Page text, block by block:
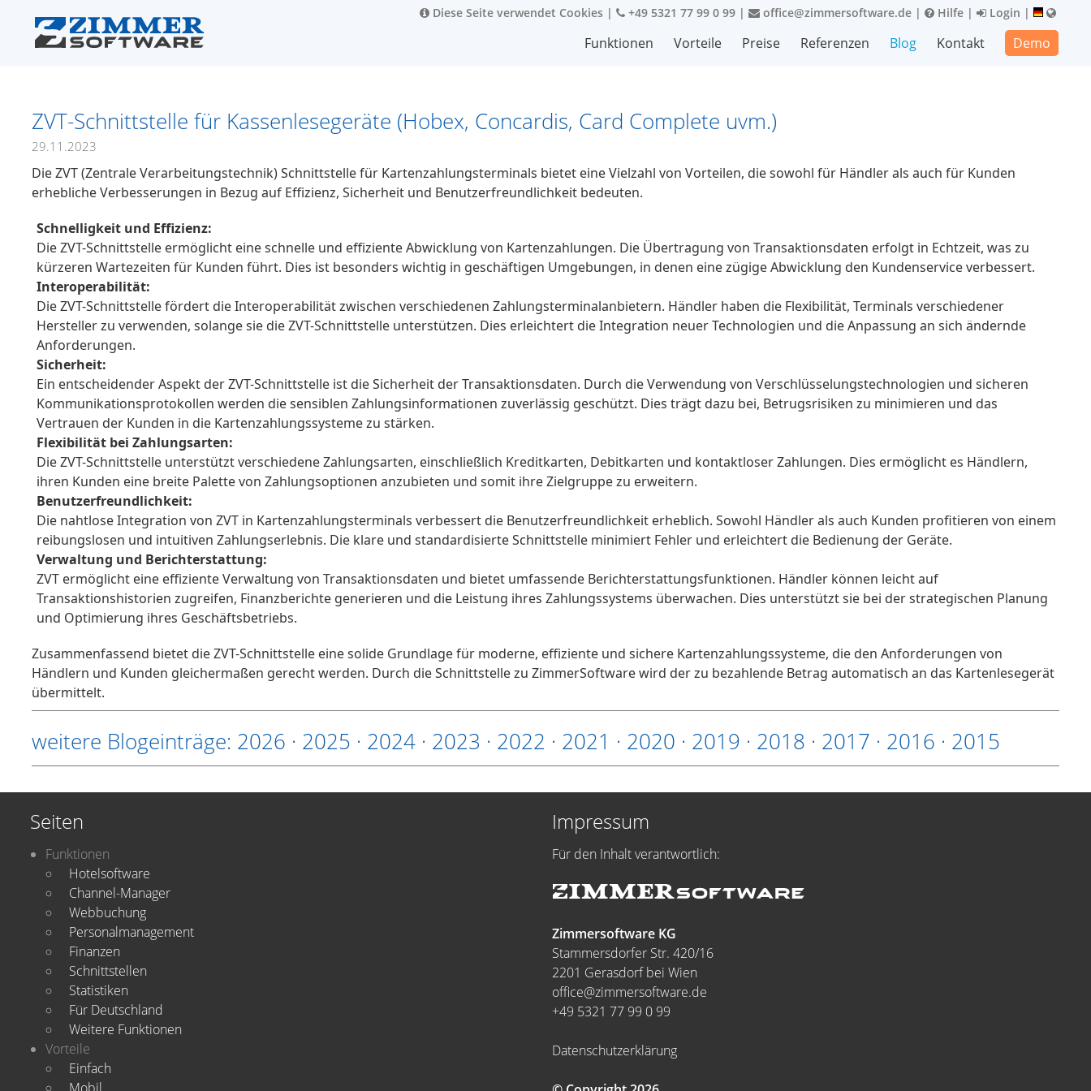
Diese Seite verwendet Cookies | +49 5321 77 99 0 99 | office@zimmersoftware.de | Hilfe | Login |
Funktionen Vorteile Preise Referenzen Blog Kontakt Demo
ZVT-Schnittstelle für Kassenlesegeräte (Hobex, Concardis, Card Complete uvm.)
29.11.2023
Die ZVT (Zentrale Verarbeitungstechnik) Schnittstelle für Kartenzahlungsterminals bietet eine Vielzahl von Vorteilen, die sowohl für Händler als auch für Kunden
erhebliche Verbesserungen in Bezug auf Effizienz, Sicherheit und Benutzerfreundlichkeit bedeuten.
Schnelligkeit und Effizienz:
Die ZVT-Schnittstelle ermöglicht eine schnelle und effiziente Abwicklung von Kartenzahlungen. Die Übertragung von Transaktionsdaten erfolgt in Echtzeit, was zu
kürzeren Wartezeiten für Kunden führt. Dies ist besonders wichtig in geschäftigen Umgebungen, in denen eine zügige Abwicklung den Kundenservice verbessert.
Interoperabilität:
Die ZVT-Schnittstelle fördert die Interoperabilität zwischen verschiedenen Zahlungsterminalanbietern. Händler haben die Flexibilität, Terminals verschiedener
Hersteller zu verwenden, solange sie die ZVT-Schnittstelle unterstützen. Dies erleichtert die Integration neuer Technologien und die Anpassung an sich ändernde
Anforderungen.
Sicherheit:
Ein entscheidender Aspekt der ZVT-Schnittstelle ist die Sicherheit der Transaktionsdaten. Durch die Verwendung von Verschlüsselungstechnologien und sicheren
Kommunikationsprotokollen werden die sensiblen Zahlungsinformationen zuverlässig geschützt. Dies trägt dazu bei, Betrugsrisiken zu minimieren und das
Vertrauen der Kunden in die Kartenzahlungssysteme zu stärken.
Flexibilität bei Zahlungsarten:
Die ZVT-Schnittstelle unterstützt verschiedene Zahlungsarten, einschließlich Kreditkarten, Debitkarten und kontaktloser Zahlungen. Dies ermöglicht es Händlern,
ihren Kunden eine breite Palette von Zahlungsoptionen anzubieten und somit ihre Zielgruppe zu erweitern.
Benutzerfreundlichkeit:
Die nahtlose Integration von ZVT in Kartenzahlungsterminals verbessert die Benutzerfreundlichkeit erheblich. Sowohl Händler als auch Kunden profitieren von einem
reibungslosen und intuitiven Zahlungserlebnis. Die klare und standardisierte Schnittstelle minimiert Fehler und erleichtert die Bedienung der Geräte.
Verwaltung und Berichterstattung:
ZVT ermöglicht eine effiziente Verwaltung von Transaktionsdaten und bietet umfassende Berichterstattungsfunktionen. Händler können leicht auf
Transaktionshistorien zugreifen, Finanzberichte generieren und die Leistung ihres Zahlungssystems überwachen. Dies unterstützt sie bei der strategischen Planung
und Optimierung ihres Geschäftsbetriebs.
Zusammenfassend bietet die ZVT-Schnittstelle eine solide Grundlage für moderne, effiziente und sichere Kartenzahlungssysteme, die den Anforderungen von
Händlern und Kunden gleichermaßen gerecht werden. Durch die Schnittstelle zu ZimmerSoftware wird der zu bezahlende Betrag automatisch an das Kartenlesegerät
übermittelt.
weitere Blogeinträge: 2026 · 2025 · 2024 · 2023 · 2022 · 2021 · 2020 · 2019 · 2018 · 2017 · 2016 · 2015
Seiten
Funktionen
Hotelsoftware
Channel-Manager
Webbuchung
Personalmanagement
Finanzen
Schnittstellen
Statistiken
Für Deutschland
Weitere Funktionen
Vorteile
Einfach
Impressum
Für den Inhalt verantwortlich:
Zimmersoftware KG
Stammersdorfer Str. 420/16
2201 Gerasdorf bei Wien
office@zimmersoftware.de
+49 5321 77 99 0 99
Datenschutzerklärung